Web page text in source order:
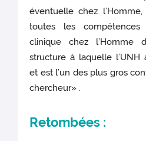
éventuelle chez
toutes les compétences
clinique chez l’Homme
structure à laquelle l’UNH
et est l’un des plus gros
chercheur» .
Retombées :